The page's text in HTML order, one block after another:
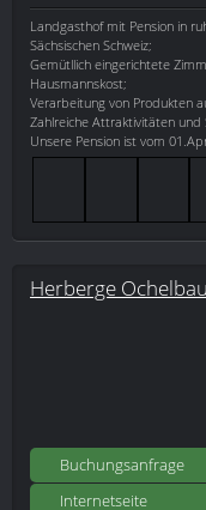
Landgasthof mit Pension in
Sächsischen Schweiz;
Gemütllich eingerichtete
Hausmannskost;
Verarbeitung von Produkten
Zahlreiche Attraktivitäten und
Unsere Pension ist vom
Herberge
Buchungsanfrage
Internetseite